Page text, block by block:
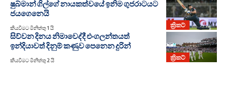
ක්‍රිකට්
ෂුබ්මාන් ගිල්ගේ නායකත්වයේ ඉනිම ගුජරාටයට
ජයගෙනෙයි
කියවීමට මිනිත්තු 1 යි
ක්‍රිකට්
සිව්වන දිනය නිමාවෙද්දී එංගලන්තයත්
ඉන්දියාවත් දිනුම් කණුව පෙනෙන දුරින්
කියවීමට මිනිත්තු 2 යි